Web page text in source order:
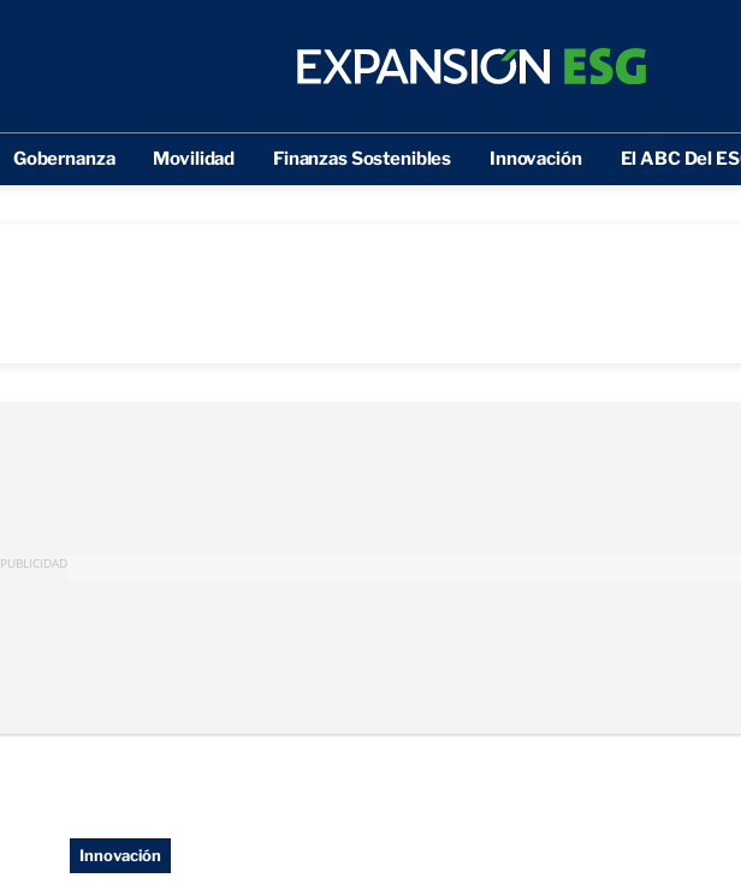
Gobernanza Movilidad Finanzas Sostenibles Innovación El ABC Del
PUBLICIDAD
Innovación